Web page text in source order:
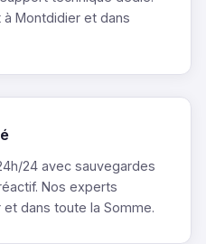
Montdidier et dans
24 avec sauvegardes
Nos experts
dans toute la Somme.